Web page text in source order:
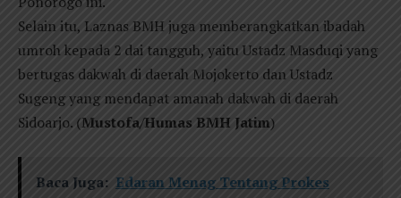
Selain itu, Laznas BMH juga memberangkatkan ibadah
umroh kepada 2 dai tangguh, yaitu Ustadz Masduqi yang
bertugas dakwah di daerah Mojokerto dan Ustadz
Sugeng yang mendapat amanah dakwah di daerah
Sidoarjo. (Mustofa/Humas BMH Jatim)
Baca Juga: Edaran Menag Tentang Prokes